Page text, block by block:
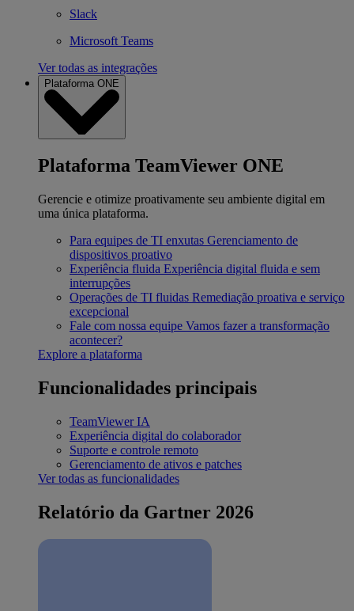
Slack
Microsoft Teams
Ver todas as integrações
Plataforma ONE
Plataforma TeamViewer ONE
Gerencie e otimize proativamente seu ambiente digital em
uma única plataforma.
Para equipes de TI enxutas Gerenciamento de
dispositivos proativo
Experiência fluida Experiência digital fluida e sem
interrupções
Operações de TI fluidas Remediação proativa e serviço
excepcional
Fale com nossa equipe Vamos fazer a transformação
acontecer?
Explore a plataforma
Funcionalidades principais
TeamViewer IA
Experiência digital do colaborador
Suporte e controle remoto
Gerenciamento de ativos e patches
Ver todas as funcionalidades
Relatório da Gartner 2026